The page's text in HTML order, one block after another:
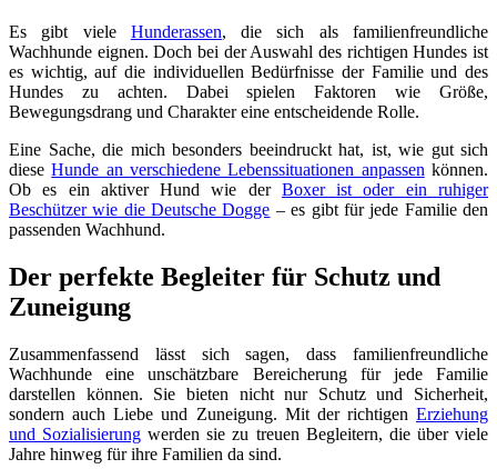
Es gibt viele Hunderassen, die sich als familienfreundliche
Wachhunde eignen. Doch bei der Auswahl des richtigen Hundes ist
es wichtig, auf die individuellen Bedürfnisse der Familie und des
Hundes zu achten. Dabei spielen Faktoren wie Größe,
Bewegungsdrang und Charakter eine entscheidende Rolle.
Eine Sache, die mich besonders beeindruckt hat, ist, wie gut sich
dieseHunde an verschiedene Lebenssituationen anpassen können.
Ob es ein aktiver Hund wie der Boxer ist oder ein ruhiger
Beschützer wie die Deutsche Dogge – es gibt für jede Familie den
passenden Wachhund.
Der perfekte Begleiter für Schutz und
Zuneigung
Zusammenfassend lässt sich sagen, dass familienfreundliche
Wachhunde eine unschätzbare Bereicherung für jede Familie
darstellen können. Sie bieten nicht nur Schutz und Sicherheit,
sondern auch Liebe und Zuneigung. Mit der richtigen Erziehung
und Sozialisierung werden sie zu treuen Begleitern, die über viele
Jahre hinweg für ihre Familien da sind.